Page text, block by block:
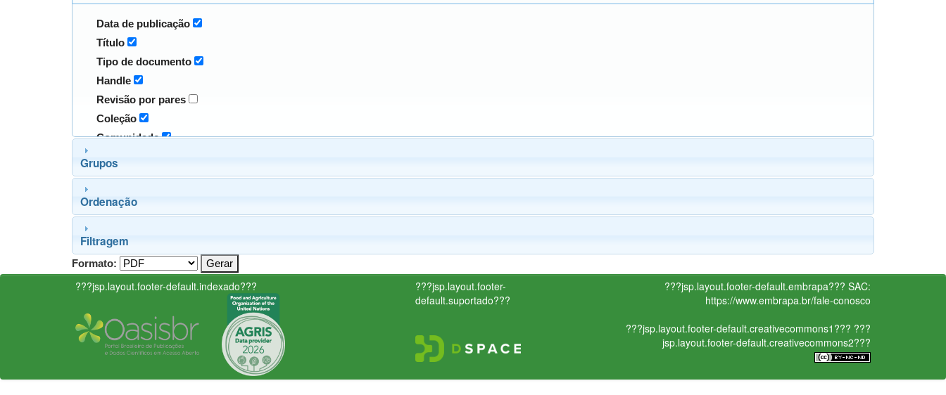
Data de publicação
Título
Tipo de documento
Handle
Revisão por pares
Coleção
Comunidade
Grupos
Ordenação
Filtragem
Formato:
???jsp.layout.footer-default.indexado???
???jsp.layout.footer-
default.suportado???
???jsp.layout.footer-default.embrapa??? SAC:
https://www.embrapa.br/fale-conosco
???jsp.layout.footer-default.creativecommons1??? ???
jsp.layout.footer-default.creativecommons2???